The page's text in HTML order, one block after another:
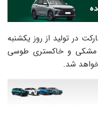
در تولید از روز یکشنبه
سفید، مشکی و خاکستری طوسی